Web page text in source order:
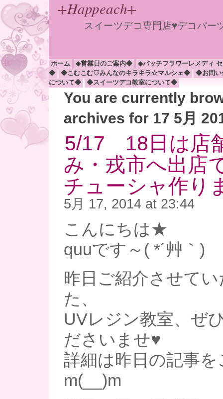
+Happeach+
スイーツデコ専門店♥デコパ
ホーム ◆営業日のご案内◆
◆バッチフラワーレメディ
◆
◆こむこむ♡みんなのキラキラ☆マルシェ◆
◆お問
について◆
◆スイーツデコ教室について◆
You are currently
archives for 17 5月
5/17 18日は店
み・戎市へ出
チューシャ作り
5月 17, 2014 at 23:44
こんにちは★
quuです～( *´艸｀)
昨日ご紹介させて
た、
UVレジン教室、ぜ
ださいませ♥
詳細は昨日の記事
m(__)m